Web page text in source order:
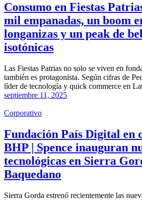
Consumo en Fiestas
mil empanadas, un boom
longanizas y un peak de
isotónicas
Las Fiestas Patrias no solo se viven en
también es protagonista. Según cifras de
líder de tecnología y quick commerce en
septiembre 11, 2025
Corporativo
Fundación País Digital en
BHP | Spence inauguran
tecnológicas en Sierra
Baquedano
Sierra Gorda estrenó recientemente las